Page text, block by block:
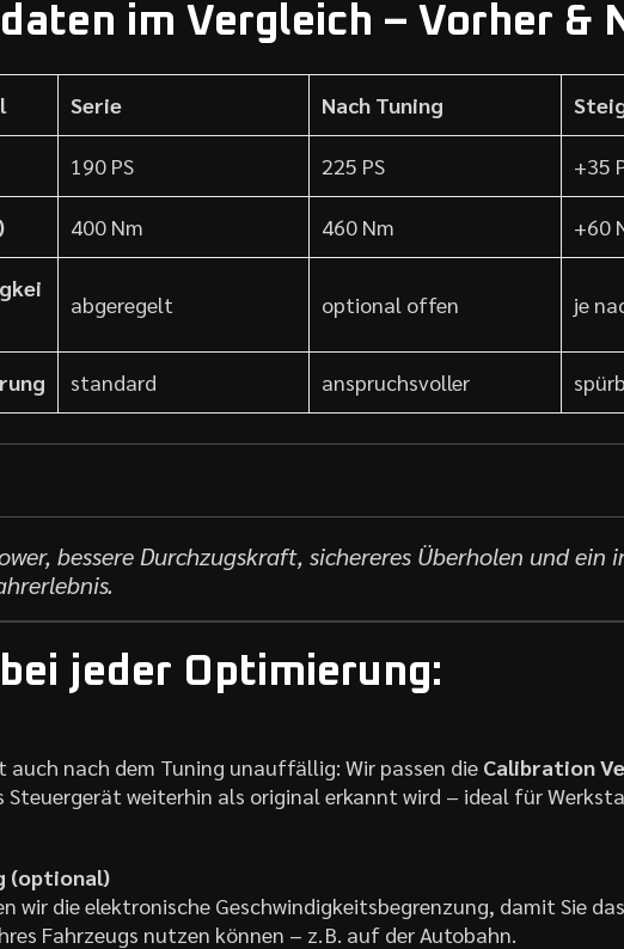
im Vergleich – Vorher &
Serie Nach Tuning
190 PS 225 PS +35
400 Nm 460 Nm +60
abgeregelt optional offen je
standard anspruchsvoller
bessere Durchzugskraft, sichereres Überholen und ein
jeder Optimierung:
auch nach dem Tuning unauffällig: Wir passen die Calibration
Steuergerät weiterhin als original erkannt wird – ideal für
(optional)
wir die elektronische Geschwindigkeitsbegrenzung, damit Sie
Fahrzeugs nutzen können – z. B. auf der Autobahn.